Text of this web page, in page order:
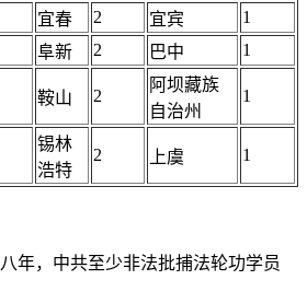
宜春 2 宜宾
1
阜新 2 巴中 1
鞍山 2
阿坝藏族
自治州
1
锡林
浩特
2 上虞 1
年，中共至少非法批捕法轮功学员